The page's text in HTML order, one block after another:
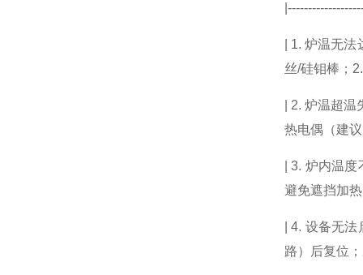
| 1. 炉温无
丝/硅钼棒；
| 2. 炉温超
热电偶（建
| 3. 炉内温
避免遮挡加
| 4. 设备无
路）后复位